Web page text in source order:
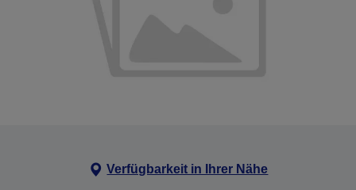
Verfügbarkeit in Ihrer Nähe